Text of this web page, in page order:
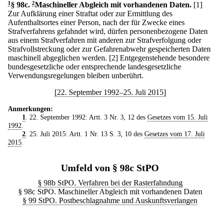
1 § 98c. 2Maschineller Abgleich mit vorhandenen Daten. [1]
Zur Aufklärung einer Straftat oder zur Ermittlung des
Aufenthaltsortes einer Person, nach der für Zwecke eines
Strafverfahrens gefahndet wird, dürfen personenbezogene Daten
aus einem Strafverfahren mit anderen zur Strafverfolgung oder
Strafvollstreckung oder zur Gefahrenabwehr gespeicherten Daten
maschinell abgeglichen werden. [2] Entgegenstehende besondere
bundesgesetzliche oder entsprechende landesgesetzliche
Verwendungsregelungen bleiben unberührt.
[22. September 1992–25. Juli 2015]
Anmerkungen:
1
. 22. September 1992: Artt. 3 Nr. 3, 12 des Gesetzes vom 15. Juli
1992
2. 25. Juli 2015: Artt. 1 Nr. 13 S. 3, 10 des Gesetzes vom 17. Juli
2015
Umfeld von § 98c StPO
§ 98b StPO. Verfahren bei der Rasterfahndung
§ 98c StPO. Maschineller Abgleich mit vorhandenen Daten
§ 99 StPO. Postbeschlagnahme und Auskunftsverlangen